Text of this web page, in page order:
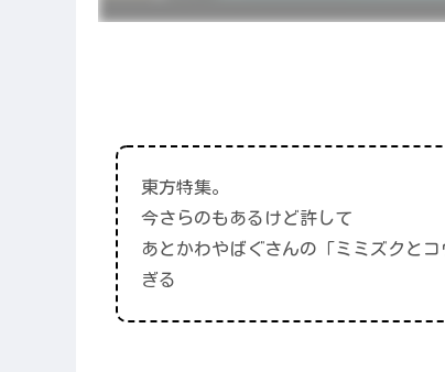
東方特集。
今さらのもあるけど許して
あとかわやばぐさんの「ミミズクと
ぎる